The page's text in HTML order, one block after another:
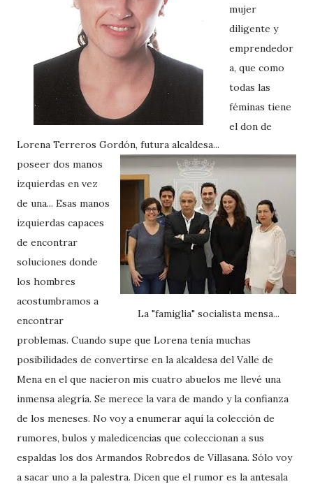
Lorena Terreros Gordón, futura alcaldesa...
La "famiglia" socialista mensa...
mujer
diligente y
emprendedor
a, que como
todas las
féminas tiene
el don de
poseer dos manos
izquierdas en vez
de una... Esas manos
izquierdas capaces
de encontrar
soluciones donde
los hombres
acostumbramos a
encontrar
problemas. Cuando supe que Lorena tenía muchas
posibilidades de convertirse en la alcaldesa del Valle de
Mena en el que nacieron mis cuatro abuelos me llevé una
inmensa alegría. Se merece la vara de mando y la confianza
de los meneses. No voy a enumerar aquí la colección de
rumores, bulos y maledicencias que coleccionan a sus
espaldas los dos Armandos Robredos de Villasana. Sólo voy
a sacar uno a la palestra. Dicen que el rumor es la antesala